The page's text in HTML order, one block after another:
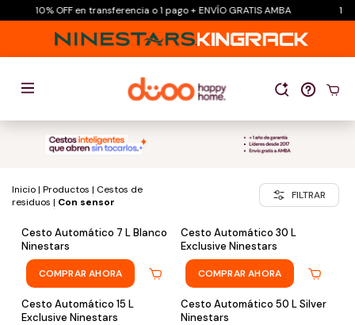
10% OFF en transferencia o 1 pago + ENVÍO GRATIS AMBA
Inicio| Productos | Cestos de
residuos | Con sensor
FILTRAR
Cesto Automático 7 L Blanco
Ninestars
COMPRAR AHORA
Cesto Automático 30 L
Exclusive Ninestars
COMPRAR AHORA
Cesto Automático 15 L
Exclusive Ninestars
Cesto Automático 50 L Silver
Ninestars